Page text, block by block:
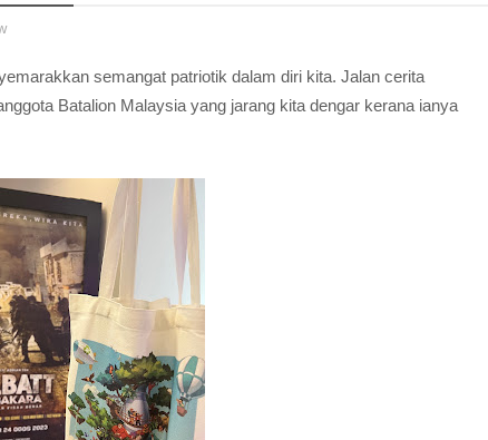
semangat patriotik dalam diri kita. Jalan cerita
Batalion Malaysia yang jarang kita dengar kerana ianya